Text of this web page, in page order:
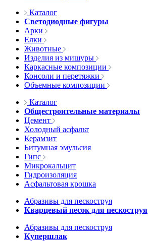
Каталог
Светодиодные фигуры
Арки
Елки
Животные
Изделия из мишуры
Каркасные композиции
Консоли и перетяжки
Объемные композиции
Каталог
Общестроительные материалы
Цемент
Холодный асфальт
Керамзит
Битумная эмульсия
Гипс
Микрокальцит
Гидроизоляция
Асфальтовая крошка
Абразивы для пескоструя
Кварцевый песок для пескоструя
Абразивы для пескоструя
Купершлак